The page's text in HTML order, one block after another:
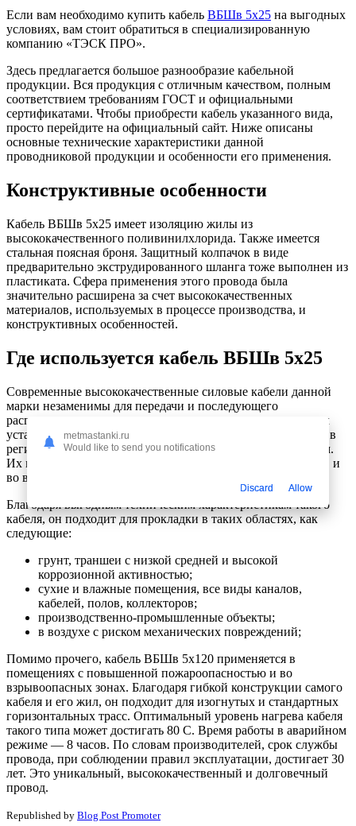
Если вам необходимо купить кабель ВБШв 5х25 на выгодных
условиях, вам стоит обратиться в специализированную
компанию «ТЭСК ПРО».
Здесь предлагается большое разнообразие кабельной
продукции. Вся продукция с отличным качеством, полным
соответствием требованиям ГОСТ и официальными
сертификатами. Чтобы приобрести кабель указанного вида,
просто перейдите на официальный сайт. Ниже описаны
основные технические характеристики данной
проводниковой продукции и особенности его применения.
Конструктивные особенности
Кабель ВБШв 5х25 имеет изоляцию жилы из
высококачественного поливинилхлорида. Также имеется
стальная поясная броня. Защитный колпачок в виде
предварительно экструдированного шланга тоже выполнен из
пластиката. Сфера применения этого провода была
значительно расширена за счет высококачественных
материалов, используемых в процессе производства, и
конструктивных особенностей.
Где используется кабель ВБШв 5х25
Современные высококачественные силовые кабели данной
марки незаменимы для передачи и последующего
распределения электроэнергии в различных стационарных
установках. Эти провода незаменимы, при использовании в
регионах с холодным и умеренным тропическим климатом.
Их можно использовать на суше, на высоте до 4500 метров и
во влажных условиях.
Благодаря выгодным техническим характеристикам такого
кабеля, он подходит для прокладки в таких областях, как
следующие:
грунт, траншеи с низкой средней и высокой
коррозионной активностью;
сухие и влажные помещения, все виды каналов,
кабелей, полов, коллекторов;
производственно-промышленные объекты;
в воздухе с риском механических повреждений;
Помимо прочего, кабель ВБШв 5х120 применяется в
помещениях с повышенной пожароопасностью и во
взрывоопасных зонах. Благодаря гибкой конструкции самого
кабеля и его жил, он подходит для изогнутых и стандартных
горизонтальных трасс. Оптимальный уровень нагрева кабеля
такого типа может достигать 80 С. Время работы в аварийном
режиме — 8 часов. По словам производителей, срок службы
провода, при соблюдении правил эксплуатации, достигает 30
лет. Это уникальный, высококачественный и долговечный
провод.
Republished by Blog Post Promoter
metmastanki.ru
Would like to send you notifications
Discard Allow